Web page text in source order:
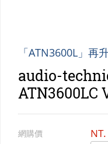
會員專區
「ATN3600L」再
audio-
ATN3600LC
網購價 NT.